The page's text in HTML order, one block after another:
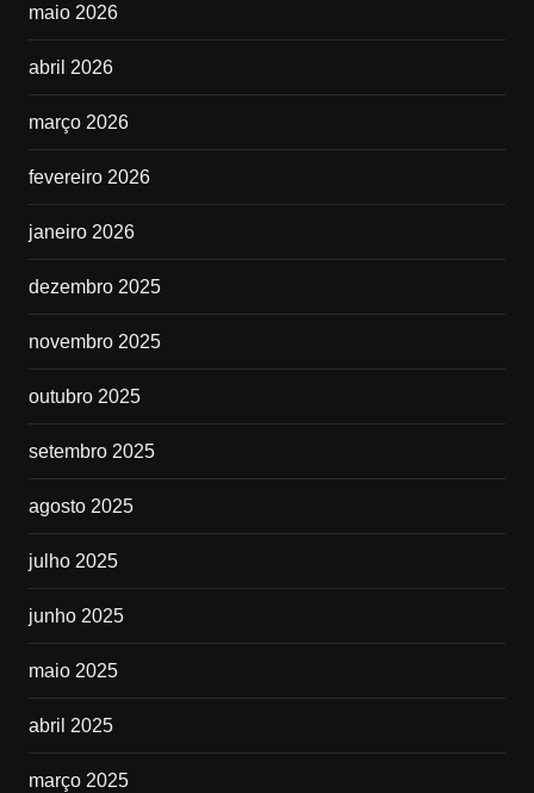
maio 2026
abril 2026
março 2026
fevereiro 2026
janeiro 2026
dezembro 2025
novembro 2025
outubro 2025
setembro 2025
agosto 2025
julho 2025
junho 2025
maio 2025
abril 2025
março 2025